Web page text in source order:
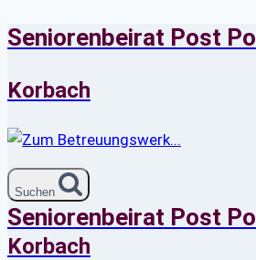
Zum
springen
Seniorenbeirat Post
Korbach
Suchen
Seniorenbeirat Post
Korbach